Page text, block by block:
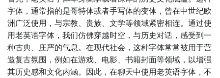
字体，通常指的是哥特体或者手写体的变体，曾在中世纪欧
洲广泛使用，与宗教、贵族、文学等领域紧密相连。通过使
用老英语字体，我们仿佛穿越时空，与历史对话，感受到一
种古典、庄严的气息。在现代社会，这种字体常常被用于营
造复古氛围，例如在游戏、电影、书籍封面等领域，以增强
其历史感和文化内涵。因此，在聊天中使用老英语字体，不